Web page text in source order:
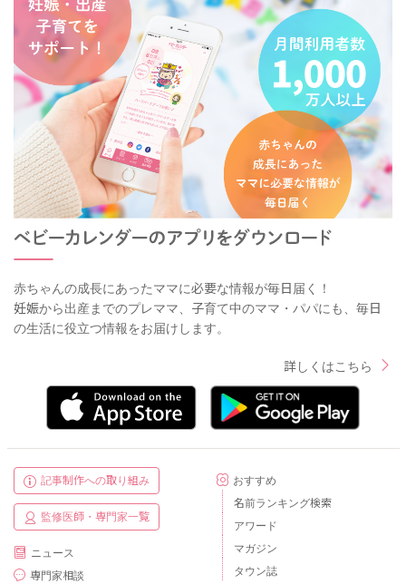
赤ちゃんの成長にあったママに必要な情報が毎日届く！
妊娠から出産までのプレママ、子育て中のママ・パパにも、毎日
の生活に役立つ情報をお届けします。
詳しくはこちら
記事制作への取り組み
監修医師・専門家一覧
ニュース
専門家相談
おすすめ
名前ランキング検索
アワード
マガジン
タウン誌